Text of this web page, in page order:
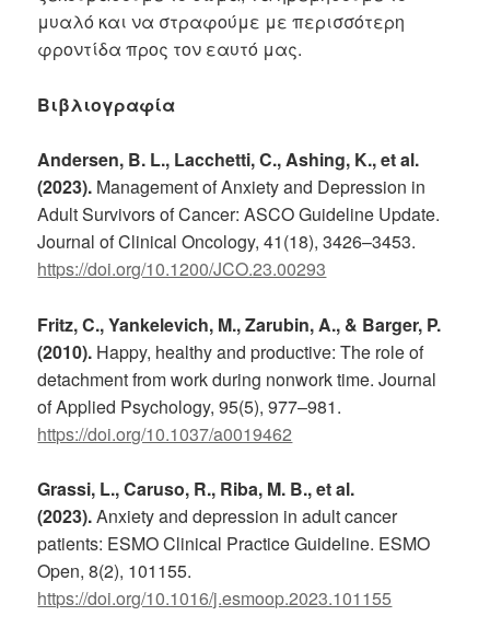
μυαλό και να στραφούμε με περισσότερη
φροντίδα προς τον εαυτό μας.
Βιβλιογραφία
Andersen, B. L., Lacchetti, C., Ashing, K., et al.
(2023). Management of Anxiety and Depression in
Adult Survivors of Cancer: ASCO Guideline Update.
Journal of Clinical Oncology, 41(18), 3426–3453.
https://doi.org/10.1200/JCO.23.00293
Fritz, C., Yankelevich, M., Zarubin, A., & Barger, P.
(2010). Happy, healthy and productive: The role of
detachment from work during nonwork time. Journal
of Applied Psychology, 95(5), 977–981.
https://doi.org/10.1037/a0019462
Grassi, L., Caruso, R., Riba, M. B., et al.
(2023).Anxiety and depression in adult cancer
patients: ESMO Clinical Practice Guideline. ESMO
Open, 8(2), 101155.
https://doi.org/10.1016/j.esmoop.2023.101155